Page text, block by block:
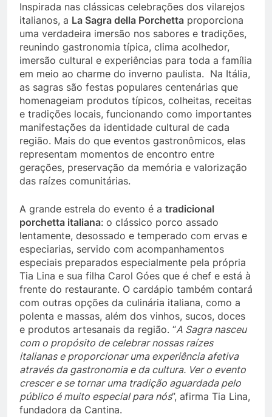
Inspirada nas clássicas celebrações dos vilarejos
italianos, a La Sagra della Porchetta proporciona
uma verdadeira imersão nos sabores e tradições,
reunindo gastronomia típica, clima acolhedor,
imersão cultural e experiências para toda a família
em meio ao charme do inverno paulista. Na Itália,
as sagras são festas populares centenárias que
homenageiam produtos típicos, colheitas, receitas
e tradições locais, funcionando como importantes
manifestações da identidade cultural de cada
região. Mais do que eventos gastronômicos, elas
representam momentos de encontro entre
gerações, preservação da memória e valorização
das raízes comunitárias.
A grande estrela do evento é a tradicional
porchetta italiana: o clássico porco assado
lentamente, desossado e temperado com ervas e
especiarias, servido com acompanhamentos
especiais preparados especialmente pela própria
Tia Lina e sua filha Carol Góes que é chef e está à
frente do restaurante. O cardápio também contará
com outras opções da culinária italiana, como a
polenta e massas, além dos vinhos, sucos, doces
e produtos artesanais da região. “A Sagra nasceu
com o propósito de celebrar nossas raízes
italianas e proporcionar uma experiência afetiva
através da gastronomia e da cultura. Ver o evento
crescer e se tornar uma tradição aguardada pelo
público é muito especial para nós”, afirma Tia Lina,
fundadora da Cantina.